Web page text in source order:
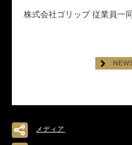
株式会社ゴリップ 従業員一同
メディア